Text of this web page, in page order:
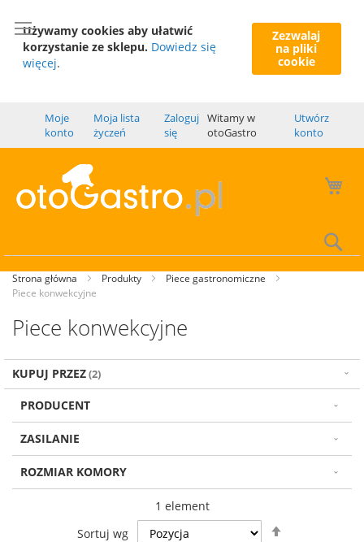
Używamy cookies aby ułatwić
korzystanie ze sklepu. Dowiedz się
więcej.
Zezwalaj
na pliki
cookie
Moje
konto
Moja lista
życzeń
Zaloguj
się
Witamy w
otoGastro
Utwórz
konto
Strona główna Produkty
Piece gastronomiczne
Piece konwekcyjne
Piece konwekcyjne
1 element
Sortuj wg
KUPUJ PRZEZ
PRODUCENT
ZASILANIE
ROZMIAR KOMORY